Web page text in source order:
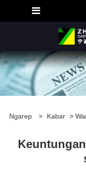
Ngarep > Kabar >